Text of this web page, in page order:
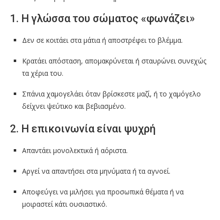
1. Η γλώσσα του σώματος «φωνάζει»
Δεν σε κοιτάει στα μάτια ή αποστρέφει το βλέμμα.
Κρατάει απόσταση, απομακρύνεται ή σταυρώνει συνεχώς
τα χέρια του.
Σπάνια χαμογελάει όταν βρίσκεστε μαζί, ή το χαμόγελο
δείχνει ψεύτικο και βεβιασμένο.
2. Η επικοινωνία είναι ψυχρή
Απαντάει μονολεκτικά ή αόριστα.
Αργεί να απαντήσει στα μηνύματα ή τα αγνοεί.
Αποφεύγει να μιλήσει για προσωπικά θέματα ή να
μοιραστεί κάτι ουσιαστικό.